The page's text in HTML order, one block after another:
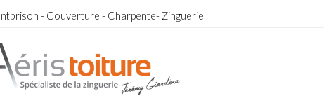
- Couverture - Charpente- Zinguerie